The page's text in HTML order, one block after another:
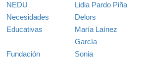
NEDU
Necesidades
Educativas
Lidia Pardo Piña
Delors
María Laínez
García
Fundación
Sonia